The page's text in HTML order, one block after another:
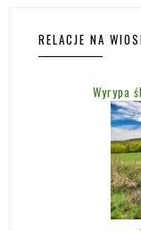
RELACJE NA
Wyrypa